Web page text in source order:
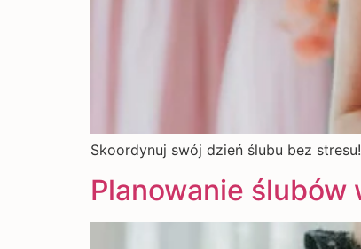
Skoordynuj swój dzień ślubu bez
Planowanie ślubów